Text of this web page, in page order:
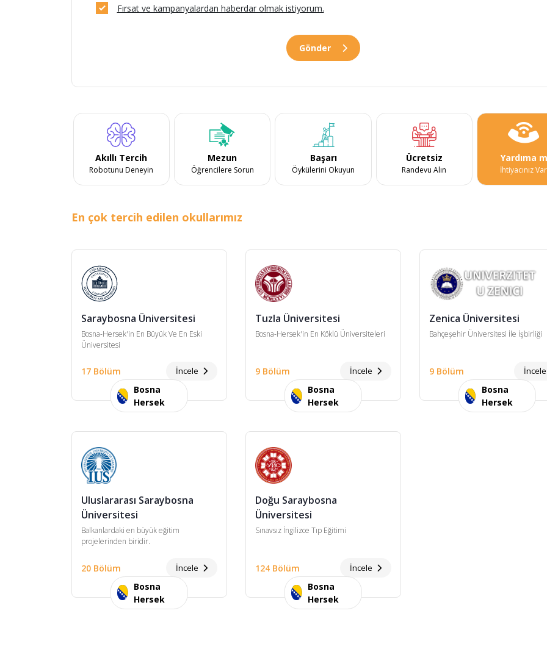
Fırsat ve kampanyalardan haberdar olmak istiyorum.
Gönder
Akıllı Tercih
Robotunu Deneyin
Mezun
Öğrencilere Sorun
Başarı
Öykülerini Okuyun
Ücretsiz
Randevu Alın
Yardıma
İhtiyacınız
En çok tercih edilen okullarımız
Saraybosna Üniversitesi
Bosna-Hersek'in En Büyük Ve En Eski
Üniversitesi
17 Bölüm İncele
Bosna
Hersek
Tuzla Üniversitesi
Bosna-Hersek'in En Köklü Üniversiteleri
9 Bölüm İncele
Bosna
Hersek
Zenica Üniversitesi
Bahçeşehir Üniversitesi İle İşbirliği
9 Bölüm
Bosna
Hersek
Uluslararası Saraybosna
Üniversitesi
Balkanlardaki en büyük eğitim
projelerinden biridir.
20 Bölüm İncele
Bosna
Hersek
Doğu Saraybosna
Üniversitesi
Sınavsız İngilizce Tıp Eğitimi
124 Bölüm İncele
Bosna
Hersek